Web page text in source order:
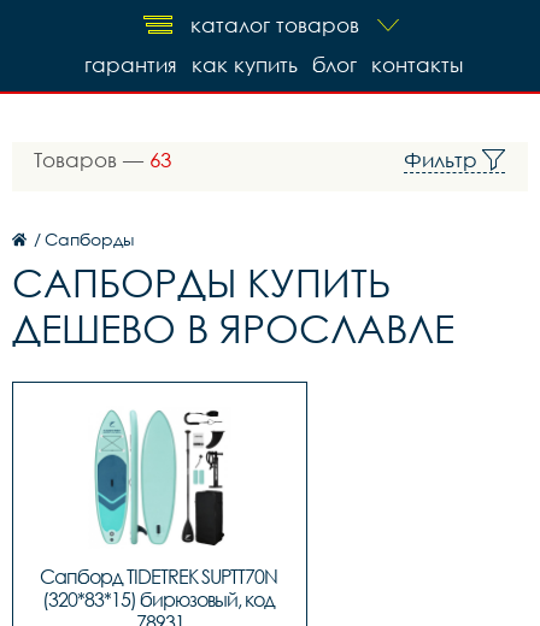
каталог товаров
контакты
блог
как купить
гарантия
Товаров — 63 Фильтр
/Сапборды
САПБОРДЫ КУПИТЬ
ДЕШЕВО В ЯРОСЛАВЛЕ
Сапборд TIDETREK SUPTT70N
(320*83*15) бирюзовый, код